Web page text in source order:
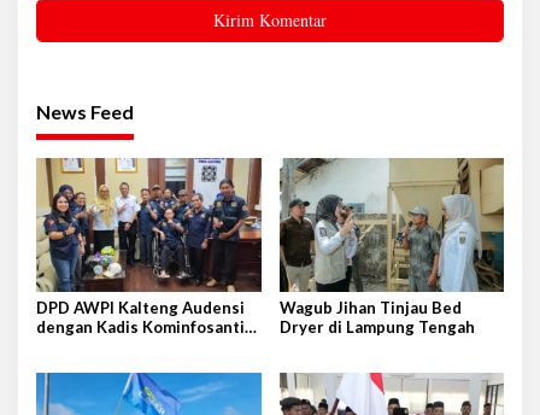
News Feed
DPD AWPI Kalteng Audensi
dengan Kadis Kominfosantik
Indonesia
Wagub Jihan Tinjau Bed
Dryer di Lampung Tengah